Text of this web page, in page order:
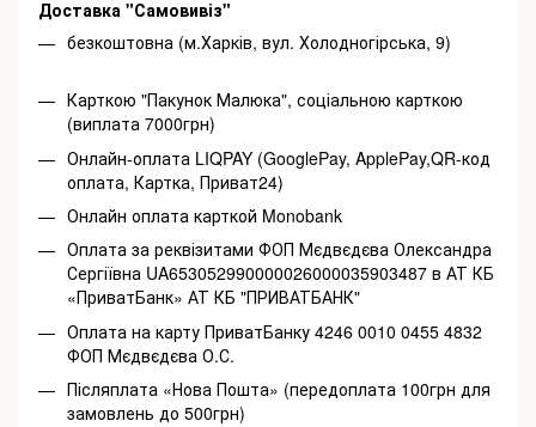
Доставка "Самовивіз"
безкоштовна (м.Харків, вул. Холодногірська, 9)
Карткою "Пакунок Малюка", соціальною карткою
(виплата 7000грн)
Онлайн-оплата LIQPAY (GooglePay, ApplePay,QR-код
оплата, Картка, Приват24)
Онлайн оплата карткой Monobank
Оплата за реквізитами ФОП Мєдвєдєва Олександра
Сергіївна UA653052990000026000035903487 в АТ КБ
«ПриватБанк» АТ КБ "ПРИВАТБАНК"
Оплата на карту ПриватБанку 4246 0010 0455 4832
ФОП Мєдвєдєва О.С.
Післяплата «Нова Пошта» (передоплата 100грн для
замовлень до 500грн)